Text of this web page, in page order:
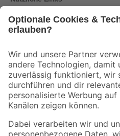
Der toom Newsletter: Keine Angebote
Zur Newsletter Anmeldung
Folge uns